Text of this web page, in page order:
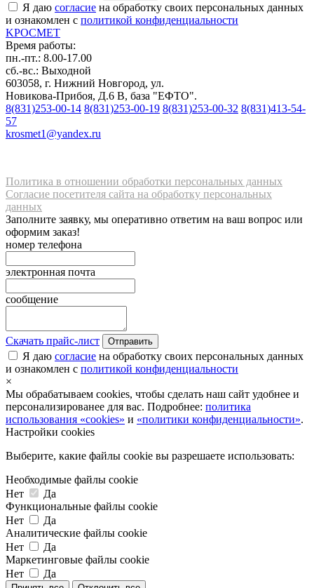
Я даю согласие на обработку своих персональных данных
и ознакомлен с политикой конфиденциальности
KРОСМЕТ
Время работы:
пн.-пт.: 8.00-17.00
сб.-вс.: Выходной
603058, г. Нижний Новгород, ул.
Новикова-Прибоя, Д.6 В, база "ЕФТО".
8(831)253-00-14 8(831)253-00-19 8(831)253-00-32 8(831)413-54-
57
krosmet1@yandex.ru
Политика в отношении обработки персональных данных
Согласие посетителя сайта на обработку персональных
данных
Заполните заявку, мы оперативно ответим на ваш вопрос или
оформим заказ!
номер телефона
электронная почта
сообщение
Скачать прайс-лист Отправить
Я даю согласие на обработку своих персональных данных
и ознакомлен с политикой конфиденциальности
×
Мы обрабатываем cookies, чтобы сделать наш сайт удобнее и
персонализированее для вас. Подробнее: политика
использования «cookies» и «политики конфиденциальности».
Настройки cookies
Выберите, какие файлы cookie вы разрешаете использовать:
Необходимые файлы cookie
Нет
Да
Функциональные файлы cookie
Нет
Да
Аналитические файлы cookie
Нет
Да
Маркетинговые файлы cookie
Нет
Да